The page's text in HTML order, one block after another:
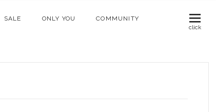
click
SALE ONLY YOU COMMUNITY